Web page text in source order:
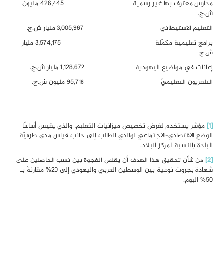
مدارس معترف بها غير رسمية 426,445 مليون
ش.ج.
التعليم الاستيطاني 3,005,967 مليار ش.ج.
برامج تعليمية مكمّلة 3,574,175 مليار
ش.ج.
إعانات في مواضيع اليهودية 1,128,672 مليار ش.ج.
التلفزيون التعليميّ 95,718 مليون ش.ج.
[1] مؤشر يستخدم لغرض تخصيص ميزانيات التعليم، والذي يقيس أساسًا
الوضع الاقتصادي-الاجتماعي لوالدي الطالب إلى جانب قياس مدى طرفيّة
البلدة بالنسبة لمركز البلاد.
[2] من شأن تحقيق هذا الهدف أن يقلص الفجوة بين نسب الحاصلين على
شهادة بجروت نوعية بين الوسطين العربي واليهودي إلى 20% مقارنةً بـ
50% اليوم.